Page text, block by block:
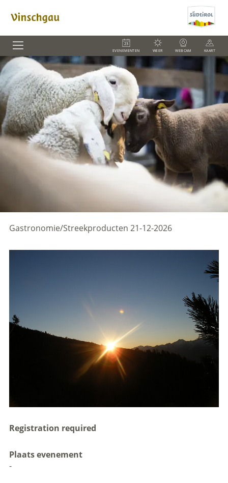
EVENEMENTEN WEER WEBCAM KAART
Gastronomie/Streekproducten 21-12-2026
Registration required
Plaats evenement
-